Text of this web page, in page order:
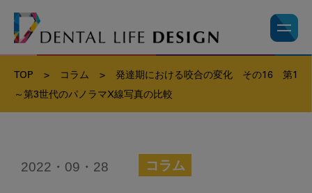
TOP > コラム >
発達期における咬合の変化 その16 第1
～第3世代のパノラマX線写真の比較
2022・09・28 コラム